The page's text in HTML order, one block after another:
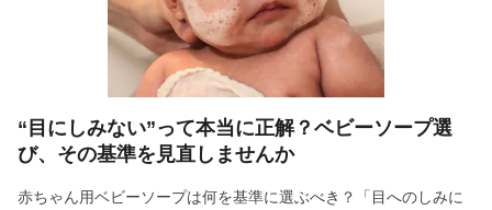
“目にしみない”って本当に正解？ベビーソープ選
び、その基準を見直しませんか
赤ちゃん用ベビーソープは何を基準に選ぶべき？「目へのしみに